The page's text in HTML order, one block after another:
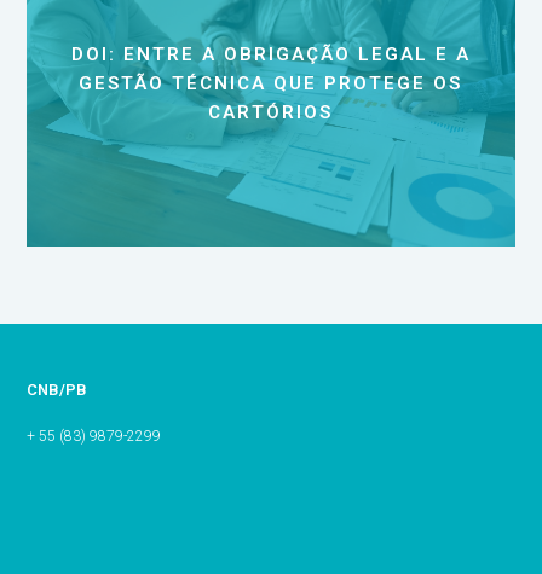
DOI: ENTRE A OBRIGAÇÃO LEGAL E A
GESTÃO TÉCNICA QUE PROTEGE OS
CARTÓRIOS
CNB/PB
+ 55 (83) 9879-2299